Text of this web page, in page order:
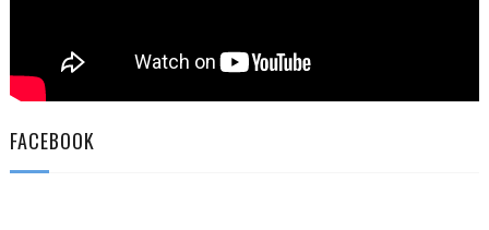
FACEBOOK